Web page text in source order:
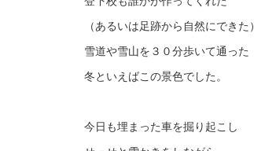
（あるいは足跡から自然にできた）
雪道や雪山を３０分歩いて通った
冬といえばこの景色でした。
今日も埋まった車を掘り起こし